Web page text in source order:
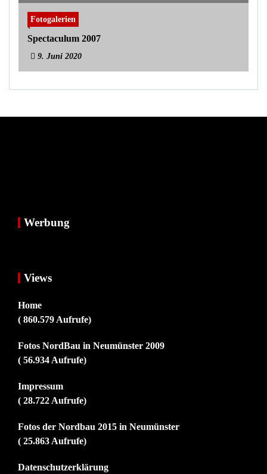
Fotogalerien
Spectaculum 2007
9. Juni 2020
Werbung
Views
Home
( 860.579 Aufrufe)
Fotos NordBau in Neumünster 2009
( 56.934 Aufrufe)
Impressum
( 28.722 Aufrufe)
Fotos der Nordbau 2015 in Neumünster
( 25.863 Aufrufe)
Datenschutzerklärung